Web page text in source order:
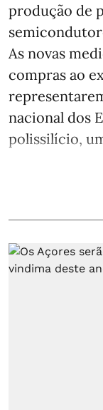
produção de
As novas
compras ao
nacional dos
polissilício,